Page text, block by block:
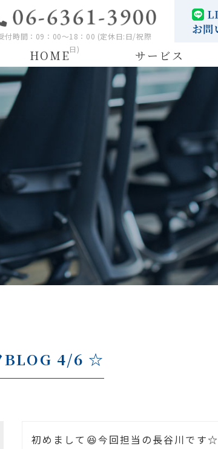
付時間：09：00～18：00 (定休日:日/祝際
日)
HOME サービス
BLOG 4/6 ☆
初めまして😆今回担当の長谷川です☆